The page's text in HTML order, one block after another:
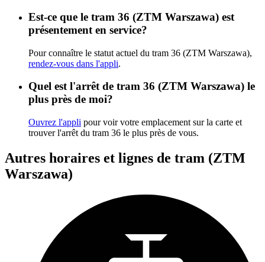
Est-ce que le tram 36 (ZTM Warszawa) est
présentement en service?
Pour connaître le statut actuel du tram 36 (ZTM Warszawa),
rendez-vous dans l'appli.
Quel est l'arrêt de tram 36 (ZTM Warszawa) le
plus près de moi?
Ouvrez l'appli pour voir votre emplacement sur la carte et
trouver l'arrêt du tram 36 le plus près de vous.
Autres horaires et lignes de tram (ZTM
Warszawa)